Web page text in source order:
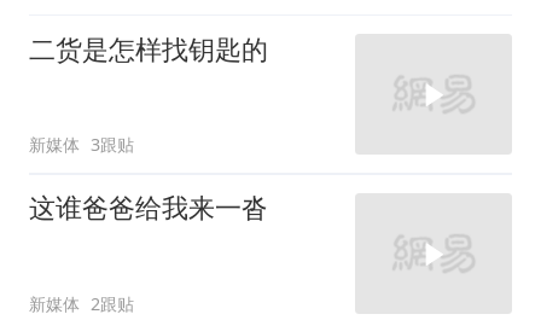
二货是怎样找钥匙的
新媒体 3跟贴
这谁爸爸给我来一沓
新媒体 2跟贴